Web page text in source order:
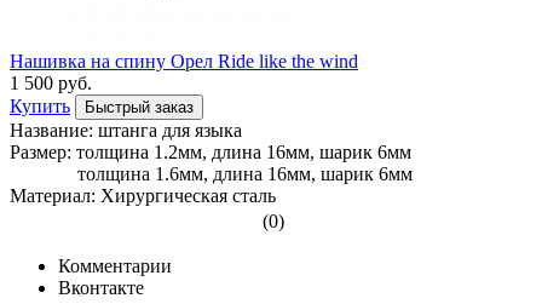
Нашивка на спину Орел Ride like the wind
1 500 руб.
Купить
Быстрый заказ
Название: штанга для языка
Размер: толщина 1.2мм, длина 16мм, шарик 6мм
толщина 1.6мм, длина 16мм, шарик 6мм
Материал: Хирургическая сталь
(0)
Комментарии
Вконтакте